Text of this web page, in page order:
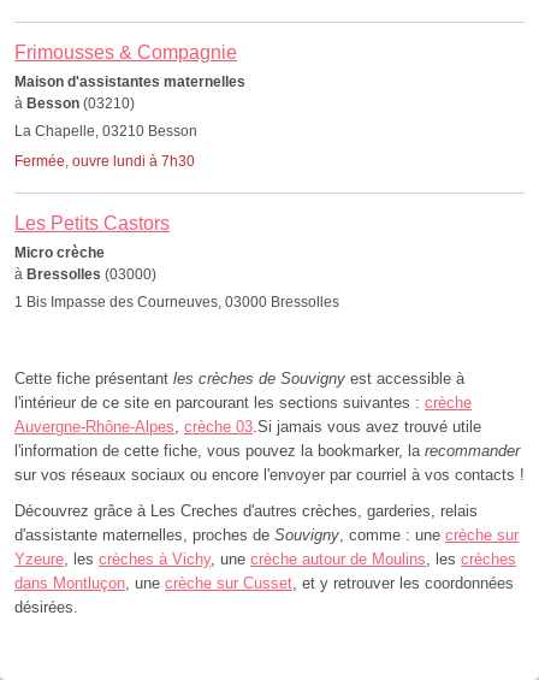
Frimousses & Compagnie
Maison d'assistantes maternelles
à Besson (03210)
La Chapelle, 03210 Besson
Fermée, ouvre lundi à 7h30
Les Petits Castors
Micro crèche
à Bressolles (03000)
1 Bis Impasse des Courneuves, 03000 Bressolles
Cette fiche présentant les crèches de Souvigny est accessible à
l'intérieur de ce site en parcourant les sections suivantes : crèche
Auvergne-Rhône-Alpes, crèche 03.Si jamais vous avez trouvé utile
l'information de cette fiche, vous pouvez la bookmarker, la recommander
sur vos réseaux sociaux ou encore l'envoyer par courriel à vos contacts !
Découvrez grâce à Les Creches d'autres crèches, garderies, relais
d'assistante maternelles, proches de Souvigny, comme : une crèche sur
Yzeure, les crèches à Vichy, une crèche autour de Moulins, les crèches
dans Montluçon, une crèche sur Cusset, et y retrouver les coordonnées
désirées.